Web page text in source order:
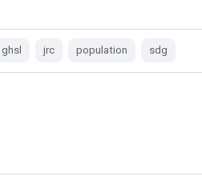
ghsl jrc population sdg